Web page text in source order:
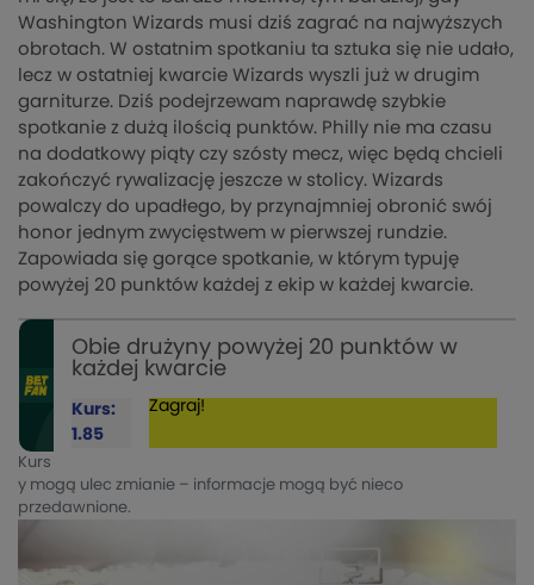
Washington Wizards musi dziś zagrać na najwyższych
obrotach. W ostatnim spotkaniu ta sztuka się nie udało,
lecz w ostatniej kwarcie Wizards wyszli już w drugim
garniturze. Dziś podejrzewam naprawdę szybkie
spotkanie z dużą ilością punktów. Philly nie ma czasu
na dodatkowy piąty czy szósty mecz, więc będą chcieli
zakończyć rywalizację jeszcze w stolicy. Wizards
powalczy do upadłego, by przynajmniej obronić swój
honor jednym zwycięstwem w pierwszej rundzie.
Zapowiada się gorące spotkanie, w którym typuję
powyżej 20 punktów każdej z ekip w każdej kwarcie.
Obie drużyny powyżej 20 punktów w
każdej kwarcie
Kurs:
1.85
Zagraj!
Kurs
y mogą ulec zmianie – informacje mogą być nieco
przedawnione.